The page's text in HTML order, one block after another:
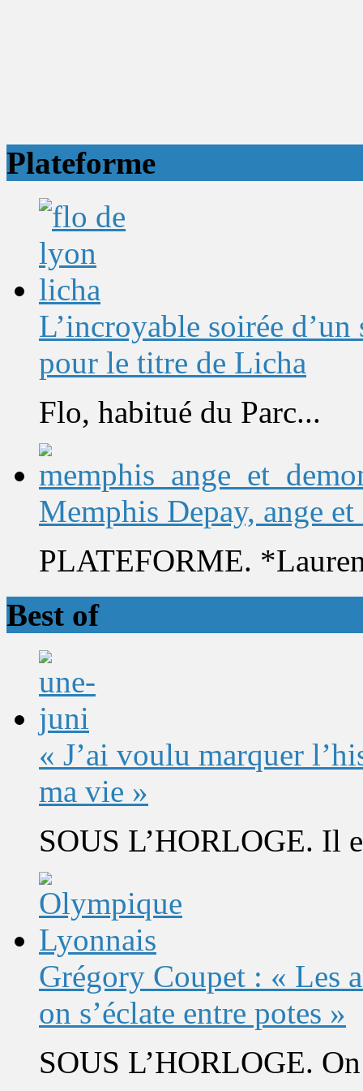
Plateforme
L’incroyable soirée
pour le titre de Licha
Flo, habitué du Parc...
Memphis Depay, ange et
PLATEFORME.
Best of
« J’ai voulu marquer
ma vie »
SOUS L’HORLOGE. Il
Grégory Coupet : « Les
on s’éclate entre potes »
SOUS L’HORLOGE.